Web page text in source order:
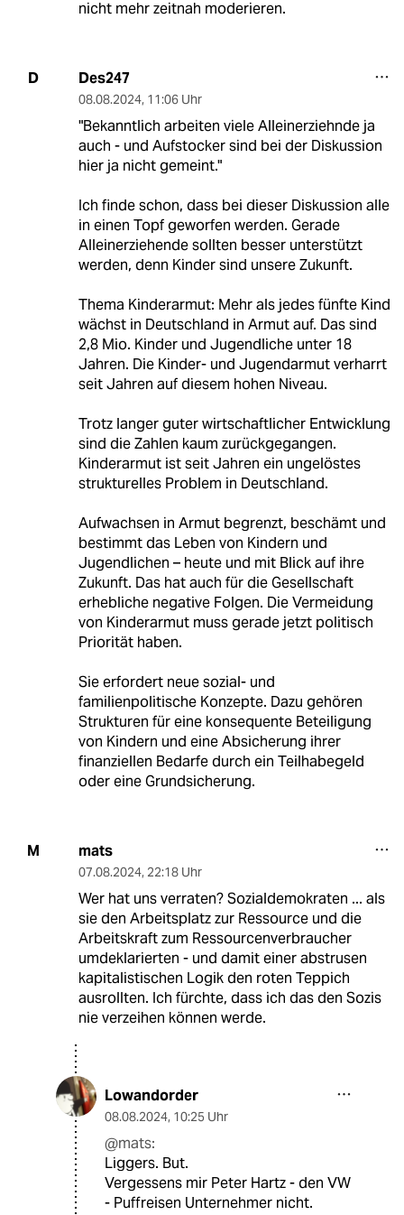
nicht mehr zeitnah moderieren.
D Des247
08.08.2024, 11:06 Uhr
"Bekanntlich arbeiten viele Alleinerziehnde ja
auch - und Aufstocker sind bei der Diskussion
hier ja nicht gemeint."
Ich finde schon, dass bei dieser Diskussion alle
in einen Topf geworfen werden. Gerade
Alleinerziehende sollten besser unterstützt
werden, denn Kinder sind unsere Zukunft.
Thema Kinderarmut: Mehr als jedes fünfte Kind
wächst in Deutschland in Armut auf. Das sind
2,8 Mio. Kinder und Jugendliche unter 18
Jahren. Die Kinder- und Jugendarmut verharrt
seit Jahren auf diesem hohen Niveau.
Trotz langer guter wirtschaftlicher Entwicklung
sind die Zahlen kaum zurückgegangen.
Kinderarmut ist seit Jahren ein ungelöstes
strukturelles Problem in Deutschland.
Aufwachsen in Armut begrenzt, beschämt und
bestimmt das Leben von Kindern und
Jugendlichen – heute und mit Blick auf ihre
Zukunft. Das hat auch für die Gesellschaft
erhebliche negative Folgen. Die Vermeidung
von Kinderarmut muss gerade jetzt politisch
Priorität haben.
Sie erfordert neue sozial- und
familienpolitische Konzepte. Dazu gehören
Strukturen für eine konsequente Beteiligung
von Kindern und eine Absicherung ihrer
finanziellen Bedarfe durch ein Teilhabegeld
oder eine Grundsicherung.
M mats
07.08.2024, 22:18 Uhr
Wer hat uns verraten? Sozialdemokraten ... als
sie den Arbeitsplatz zur Ressource und die
Arbeitskraft zum Ressourcenverbraucher
umdeklarierten - und damit einer abstrusen
kapitalistischen Logik den roten Teppich
ausrollten. Ich fürchte, dass ich das den Sozis
nie verzeihen können werde.
Lowandorder
08.08.2024, 10:25 Uhr
@mats:
Liggers. But.
Vergessens mir Peter Hartz - den VW
- Puffreisen Unternehmer nicht.